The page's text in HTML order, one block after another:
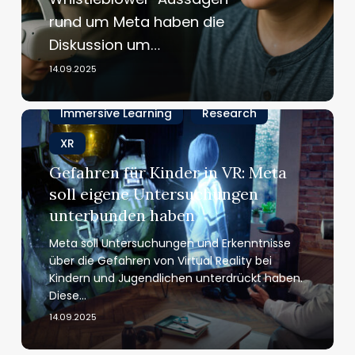
was
aktuelle
Enthüllungen
für
Schulen
und
Hersteller
bedeuten
rund um Meta haben die
Diskussion um…
14.09.2025
Gefahren
Kinder
VR:
Meta
soll
eigene
Unter­
su­
chungen
unterbunden
haben
Immersive Learning
Research
XR
Gefahren für Kinder in VR: Meta
soll eigene Unter­su­chungen
unterbunden haben
Meta soll Untersuchungen und Erkenntnisse
über die Gefahren von Virtual Reality bei
Kindern und Jugendlichen unterdrückt haben.
Diese…
14.09.2025